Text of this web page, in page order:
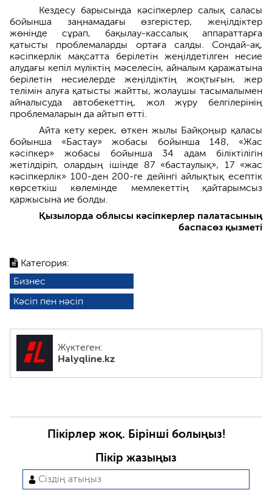
Категория:
Бизнес
Кәсіп пен нәсіп
Жүктеген:
Halyqline.kz
Кездесу барысында кәсіпкерлер салық саласы
бойынша заңнамадағы өзгерістер, жеңілдіктер
жөнінде сұрап, бақылау-кассалық аппараттарға
қатысты проблемаларды ортаға салды. Сондай-ақ,
кәсіпкерлік мақсатта берілетін жеңілдетілген несие
алудағы кепіл мүліктің мәселесін, айналым қаражатына
берілетін несиелерде жеңілдіктің жоқтығын, жер
телімін алуға қатысты жайтты, жолаушы тасымалымен
айналысуда автобекеттің, жол жүру белгілерінің
проблемаларын да айтып өтті.
Айта кету керек, өткен жылы Байқоңыр қаласы
бойынша «Бастау» жобасы бойынша 148, «Жас
кәсіпкер» жобасы бойынша 34 адам біліктілігін
жетілдіріп, олардың ішінде 87 «бастаулық», 17 «жас
кәсіпкерлік» 100-ден 200-ге дейінгі айлықтық есептік
көрсеткіш көлемінде мемлекеттің қайтарымсыз
қаржысына ие болды.
Қызылорда облысы кәсіпкерлер палатасының
баспасөз қызметі
Пікірлер жоқ. Бірінші болыңыз!
Пікір жазыңыз